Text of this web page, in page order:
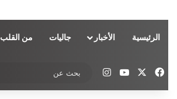
الرئيسية الأخبار جاليات من القلب
فيسبوك ‫YouTubeانستقرام